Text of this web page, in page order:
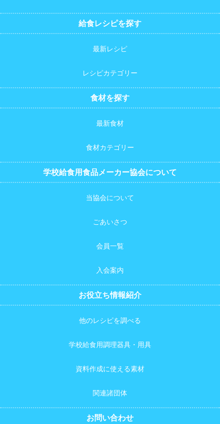
給食レシピを探す
最新レシピ
レシピカテゴリー
食材を探す
最新食材
食材カテゴリー
学校給食用食品メーカー協会について
当協会について
ごあいさつ
会員一覧
入会案内
お役立ち情報紹介
他のレシピを調べる
学校給食用調理器具・用具
資料作成に使える素材
関連諸団体
お問い合わせ